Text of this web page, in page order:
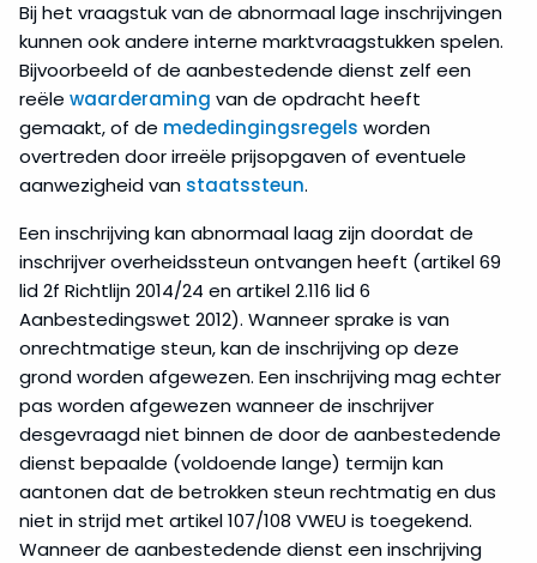
Bij het vraagstuk van de abnormaal lage inschrijvingen
kunnen ook andere interne marktvraagstukken spelen.
Bijvoorbeeld of de aanbestedende dienst zelf een
reële waarderaming van de opdracht heeft
gemaakt, of de mededingingsregels worden
overtreden door irreële prijsopgaven of eventuele
aanwezigheid van staatssteun.
Een inschrijving kan abnormaal laag zijn doordat de
inschrijver overheidssteun ontvangen heeft (artikel 69
lid 2f Richtlijn 2014/24 en artikel 2.116 lid 6
Aanbestedingswet 2012). Wanneer sprake is van
onrechtmatige steun, kan de inschrijving op deze
grond worden afgewezen. Een inschrijving mag echter
pas worden afgewezen wanneer de inschrijver
desgevraagd niet binnen de door de aanbestedende
dienst bepaalde (voldoende lange) termijn kan
aantonen dat de betrokken steun rechtmatig en dus
niet in strijd met artikel 107/108 VWEU is toegekend.
Wanneer de aanbestedende dienst een inschrijving